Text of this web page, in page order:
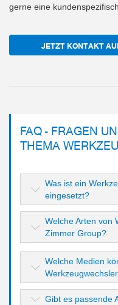
gerne eine
JETZT KONTAKT
FAQ - FRAGEN
THEMA
Was ist ein
eingesetzt?
Welche Arten von
Zimmer Group?
Welche Medien
Gibt es passende